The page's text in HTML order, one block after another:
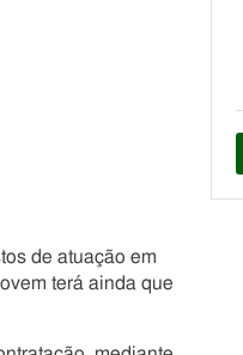
de atuação em
terá ainda que